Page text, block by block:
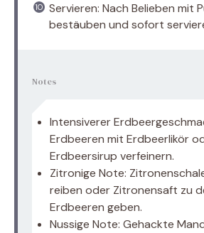
Servieren: Nach Belieben mit
bestäuben und sofort
Notes
Intensiverer
Erdbeeren mit Erdbeerlikör
Erdbeersirup verfeinern.
Zitronige Note:
reiben oder Zitronensaft zu
Erdbeeren geben.
Nussige Note: Gehackte